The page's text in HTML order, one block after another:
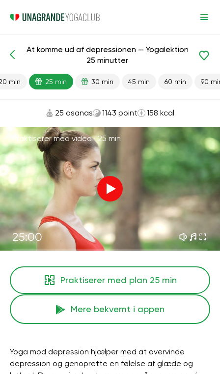
Færdiglavede lektioner Depression
At komme ud af depressionen — Yogalektion
25 minutter
min 25 min 30 min 45 min 60 min 90
25 asanas 1143 point 158 kcal
Praktiserer med video ·25 min
25:00
Praktiserer med plan 25 min
Mere bekvemt i appen
Yoga mod depression hjælper med at overvinde
depression og genoprette en følelse af glæde og